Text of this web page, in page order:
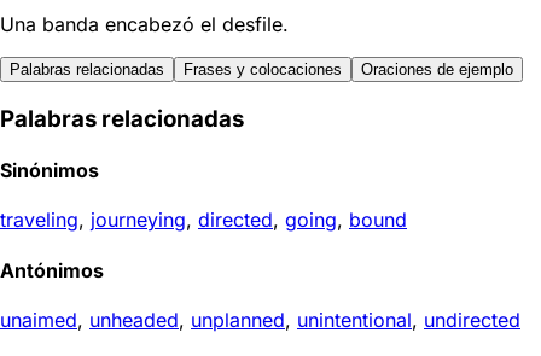
Una banda encabezó el desfile.
Palabras relacionadas Frases y colocaciones Oraciones de ejemplo
Palabras relacionadas
Sinónimos
traveling, journeying, directed, going, bound
Antónimos
unaimed, unheaded, unplanned, unintentional, undirected